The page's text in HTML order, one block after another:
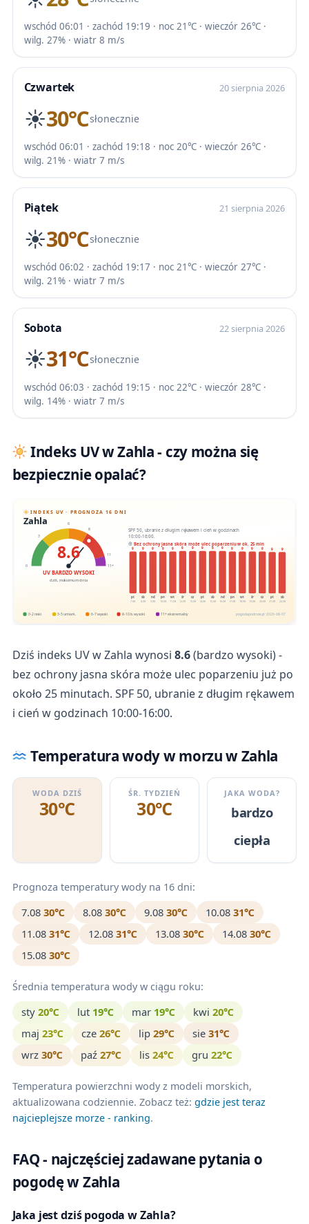
wschód 06:01 · zachód 19:19 · noc 21℃ · wieczór 26℃ ·
wilg. 27% · wiatr 8 m/s
Czwartek 20 sierpnia 2026
☀️30℃słonecznie
wschód 06:01 · zachód 19:18 · noc 20℃ · wieczór 26℃ ·
wilg. 21% · wiatr 7 m/s
Piątek 21 sierpnia 2026
☀️30℃słonecznie
wschód 06:02 · zachód 19:17 · noc 21℃ · wieczór 27℃ ·
wilg. 21% · wiatr 7 m/s
Sobota 22 sierpnia 2026
☀️31℃słonecznie
wschód 06:03 · zachód 19:15 · noc 22℃ · wieczór 28℃ ·
wilg. 14% · wiatr 7 m/s
Indeks UV w Zahla - czy można się
bezpiecznie opalać?
INDEKS UV · PROGNOZA 16 DNI
Zahla
0
3
6
8
11
11+
8.6
UV BARDZO WYSOKI
dziś, maksimum dnia
SPF 50, ubranie z długim rękawem i cień w godzinach
10:00-16:00.
Bez ochrony jasna skóra może ulec poparzeniu w ok. 25 min
9
pt
7.08
9
sb
8.08
9
nd
9.08
9
pn
10.08
9
wt
11.08
9
śr
12.08
9
cz
13.08
9
pt
14.08
9
sb
15.08
9
nd
16.08
9
pn
17.08
9
wt
18.08
9
śr
19.08
9
cz
20.08
9
pt
21.08
9
sb
22.08
0-2 niski 3-5 umiark. 6-7 wysoki 8-10 b. wysoki 11+ ekstremalny pogodapodroze.pl · 2026-08-07
Dziś indeks UV w Zahla wynosi 8.6(bardzo wysoki) -
bez ochrony jasna skóra może ulec poparzeniu już po
około 25 minutach. SPF 50, ubranie z długim rękawem
i cień w godzinach 10:00-16:00.
Temperatura wody w morzu w Zahla
WODA DZIŚ
30℃
ŚR. TYDZIEŃ
30℃
JAKA WODA?
bardzo
ciepła
Prognoza temperatury wody na 16 dni:
7.08 30℃ 8.08 30℃ 9.08 30℃ 10.08 31℃
11.08 31℃ 12.08 31℃ 13.08 30℃ 14.08 30℃
15.08 30℃
Średnia temperatura wody w ciągu roku:
sty 20℃ lut 19℃ mar 19℃ kwi 20℃
maj 23℃ cze 26℃ lip 29℃ sie 31℃
wrz 30℃ paź 27℃ lis 24℃ gru 22℃
Temperatura powierzchni wody z modeli morskich,
aktualizowana codziennie. Zobacz też: gdzie jest teraz
najcieplejsze morze - ranking.
FAQ - najczęściej zadawane pytania o
pogodę w Zahla
Jaka jest dziś pogoda w Zahla?